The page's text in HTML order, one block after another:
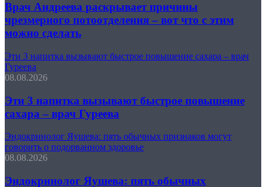
Врач Андреева раскрывает причины
чрезмерного потоотделения – вот что с этим
можно сделать
Эти 3 напитка вызывают быстрое повышение сахара – врач
Гуреева
08.08.2026
Эти 3 напитка вызывают быстрое повышение
сахара – врач Гуреева
Эндокринолог Яушева: пять обычных признаков могут
говорить о подорванном здоровье
08.08.2026
Эндокринолог Яушева: пять обычных